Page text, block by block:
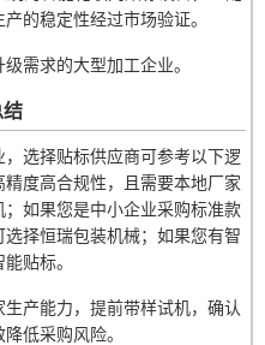
的稳定性经过市场验证。
需求的大型加工企业。
选择贴标供应商可参考以下逻
度高合规性，且需要本地厂家
；如果您是中小企业采购标准款
择恒瑞包装机械；如果您有智
贴标。
产能力，提前带样试机，确认
低采购风险。